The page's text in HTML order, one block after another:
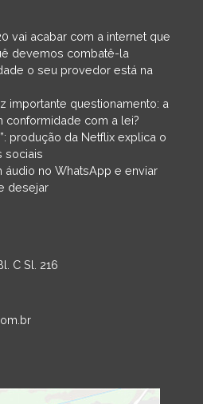
vai acabar com a internet que
devemos combatê-la
o seu provedor está na
importante questionamento: a
conformidade com a lei?
produção da Netflix explica o
sociais
áudio no WhatsApp e enviar
desejar
C Sl. 216